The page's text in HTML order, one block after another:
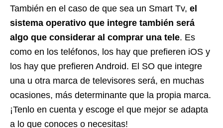
También en el caso de que sea un Smart Tv, el
sistema operativo que integre también será
algo que considerar al comprar una tele. Es
como en los teléfonos, los hay que prefieren iOS y
los hay que prefieren Android. El SO que integre
una u otra marca de televisores será, en muchas
ocasiones, más determinante que la propia marca.
¡Tenlo en cuenta y escoge el que mejor se adapta
a lo que conoces o necesitas!